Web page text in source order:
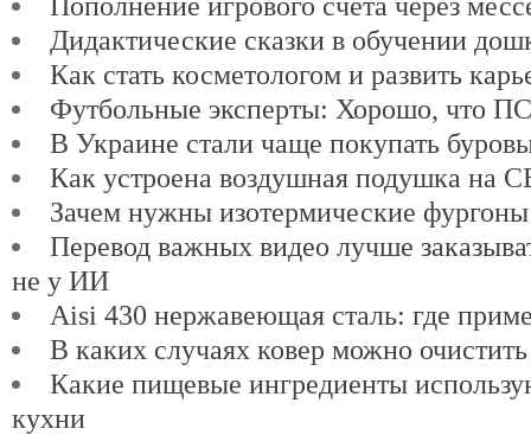
Дидактические сказки в обучении
Как стать косметологом и развить
Футбольные эксперты: Хорошо, что
В Украине стали чаще покупать
Как устроена воздушная подушка на
Зачем нужны изотермические фургоны
Перевод важных видео лучше
не у ИИ
Aisi 430 нержавеющая сталь: где
В каких случаях ковер можно
Какие пищевые ингредиенты
кухни